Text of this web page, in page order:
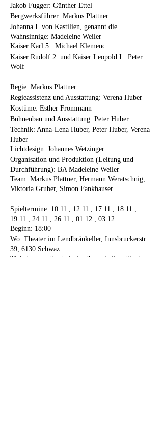
Jakob Fugger: Günther Ettel
Bergwerksführer: Markus Plattner
Johanna I. von Kastilien, genannt die
Wahnsinnige: Madeleine Weiler
Kaiser Karl 5.: Michael Klemenc
Kaiser Rudolf 2. und Kaiser Leopold I.: Peter
Wolf
Regie: Markus Plattner
Regieassistenz und Ausstattung: Verena Huber
Kostüme: Esther Frommann
Bühnenbau und Ausstattung: Peter Huber
Technik: Anna-Lena Huber, Peter Huber, Verena
Huber
Lichtdesign: Johannes Wetzinger
Organisation und Produktion (Leitung und
Durchführung): BA Madeleine Weiler
Team: Markus Plattner, Hermann Weratschnig,
Viktoria Gruber, Simon Fankhauser
Spieltermine: 10.11., 12.11., 17.11., 18.11.,
19.11., 24.11., 26.11., 01.12., 03.12.
Beginn: 18:00
Wo: Theater im Lendbräukeller, Innsbruckerstr.
39, 6130 Schwaz.
Ticket: www.theaterimlendbraeukeller.at/karten